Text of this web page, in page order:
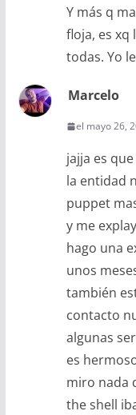
Y más q
floja, es xq
todas. Yo
Marcelo
el mayo 26,
jajja es
la entidad
puppet
y me
hago una
unos
también
contacto
algunas
es
miro nada
the shell